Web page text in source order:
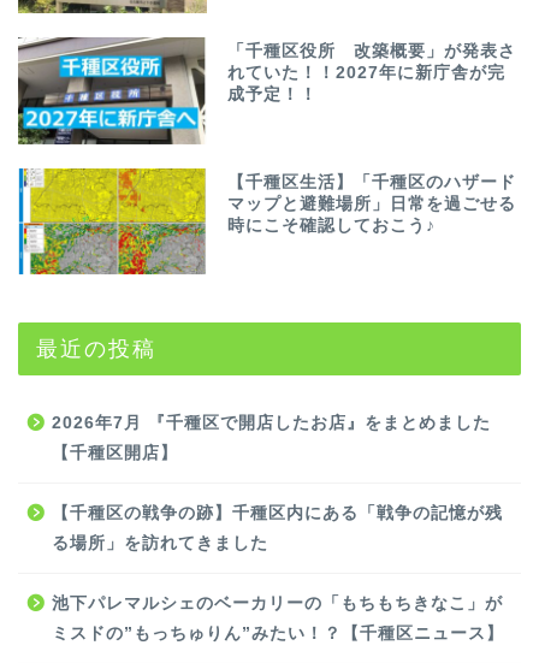
「千種区役所 改築概要」が発表さ
れていた！！2027年に新庁舎が完
成予定！！
【千種区生活】「千種区のハザード
マップと避難場所」日常を過ごせる
時にこそ確認しておこう♪
最近の投稿
2026年7月 『千種区で開店したお店』をまとめました
【千種区開店】
【千種区の戦争の跡】千種区内にある「戦争の記憶が残
る場所」を訪れてきました
池下パレマルシェのベーカリーの「もちもちきなこ」が
ミスドの”もっちゅりん”みたい！？【千種区ニュース】